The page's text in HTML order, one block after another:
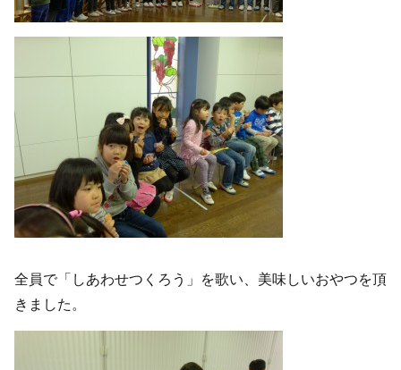
全員で「しあわせつくろう」を歌い、美味しいおやつを頂
きました。